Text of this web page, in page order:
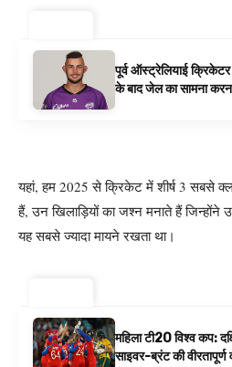
पूर्व ऑस्ट्रेलियाई क्रिकेटर
के बाद जेल का सामना
यहां, हम 2025 से क्रिकेट में शीर्ष 3 सबसे
हैं, उन खिलाड़ियों का जश्न मनाते हैं
यह सबसे ज्यादा मायने रखता था।
महिला टी20 विश्व कप:
साइवर-ब्रंट की